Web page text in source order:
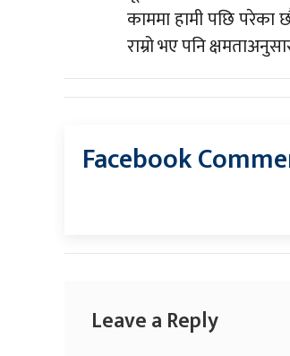
काममा हामी पछि
राम्रो भए पनि
Facebook
Leave a Reply